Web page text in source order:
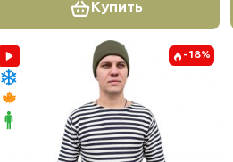
Купить
-18%